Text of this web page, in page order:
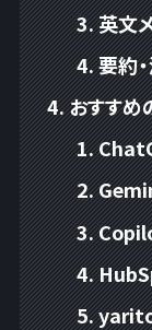
英文
要約
おすすめ